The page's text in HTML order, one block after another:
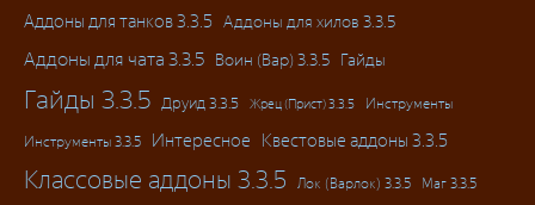
Аддоны для танков 3.3.5 Аддоны для хилов 3.3.5
Аддоны для чата 3.3.5 Воин (Вар) 3.3.5 Гайды
Гайды 3.3.5 Друид 3.3.5 Жрец (Прист) 3.3.5 Инструменты
Инструменты 3.3.5 Интересное Квестовые аддоны 3.3.5
Классовые аддоны 3.3.5 Лок (Варлок) 3.3.5 Маг 3.3.5